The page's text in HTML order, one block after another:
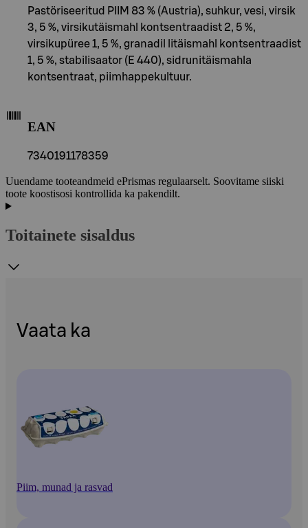
Pastöriseeritud PIIM 83 % (Austria), suhkur, vesi, virsik
3, 5 %, virsikutäismahl kontsentraadist 2, 5 %,
virsikupüree 1, 5 %, granadil litäismahl kontsentraadist
1, 5 %, stabilisaator (E 440), sidrunitäismahla
kontsentraat, piimhappekultuur.
EAN
7340191178359
Uuendame tooteandmeid ePrismas regulaarselt. Soovitame siiski
toote koostisosi kontrollida ka pakendilt.
Toitainete sisaldus
Vaata ka
Piim, munad ja rasvad